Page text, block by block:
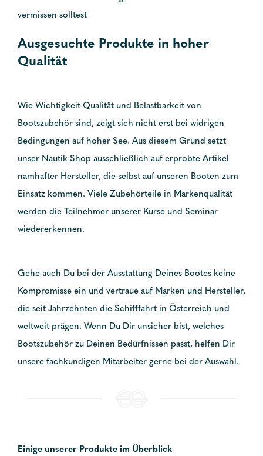
vermissen solltest
Ausgesuchte Produkte in hoher
Qualität
Wie Wichtigkeit Qualität und Belastbarkeit von
Bootszubehör sind, zeigt sich nicht erst bei widrigen
Bedingungen auf hoher See. Aus diesem Grund setzt
unser Nautik Shop ausschließlich auf erprobte Artikel
namhafter Hersteller, die selbst auf unseren Booten zum
Einsatz kommen. Viele Zubehörteile in Markenqualität
werden die Teilnehmer unserer Kurse und Seminar
wiedererkennen.
Gehe auch Du bei der Ausstattung Deines Bootes keine
Kompromisse ein und vertraue auf Marken und Hersteller,
die seit Jahrzehnten die Schifffahrt in Österreich und
weltweit prägen. Wenn Du Dir unsicher bist, welches
Bootszubehör zu Deinen Bedürfnissen passt, helfen Dir
unsere fachkundigen Mitarbeiter gerne bei der Auswahl.
Einige unserer Produkte im Überblick